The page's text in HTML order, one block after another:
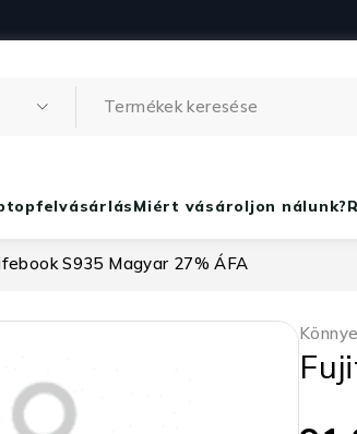
Miért vásároljon nálunk?
S935 Magyar 27% ÁFA